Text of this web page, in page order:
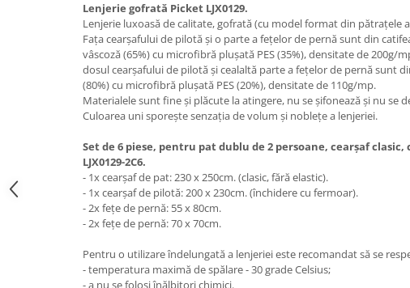
Lenjerie gofrată Picket LJX0129.
Lenjerie luxoasă de calitate, gofrată (cu model format din pătrațele
Fața cearșafului de pilotă și o parte a fețelor de pernă sunt din
vâscoză (65%) cu microfibră plușată PES (35%), densitate de 200g/
dosul cearșafului de pilotă și cealaltă parte a fețelor de pernă sunt
(80%) cu microfibră plușată PES (20%), densitate de 110g/mp.
Materialele sunt fine și plăcute la atingere, nu se șifonează și nu se
Culoarea uni sporește senzația de volum și noblețe a lenjeriei.
Set de 6 piese, pentru pat dublu de 2 persoane, cearșaf clasic,
LJX0129-2C6.
- 1x cearșaf de pat: 230 x 250cm. (clasic, fără elastic).
- 1x cearșaf de pilotă: 200 x 230cm. (închidere cu fermoar).
- 2x fețe de pernă: 55 x 80cm.
- 2x fețe de pernă: 70 x 70cm.
Pentru o utilizare îndelungată a lenjeriei este recomandat să se
- temperatura maximă de spălare - 30 grade Celsius;
- a nu se folosi înălbitori chimici.